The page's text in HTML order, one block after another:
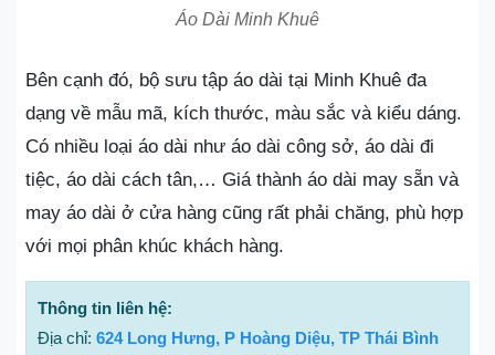
Áo Dài Minh Khuê
Bên cạnh đó, bộ sưu tập áo dài tại Minh Khuê đa
dạng về mẫu mã, kích thước, màu sắc và kiểu dáng.
Có nhiều loại áo dài như áo dài công sở, áo dài đi
tiệc, áo dài cách tân,… Giá thành áo dài may sẵn và
may áo dài ở cửa hàng cũng rất phải chăng, phù hợp
với mọi phân khúc khách hàng.
Thông tin liên hệ:
Địa chỉ: 624 Long Hưng, P Hoàng Diệu, TP Thái Bình